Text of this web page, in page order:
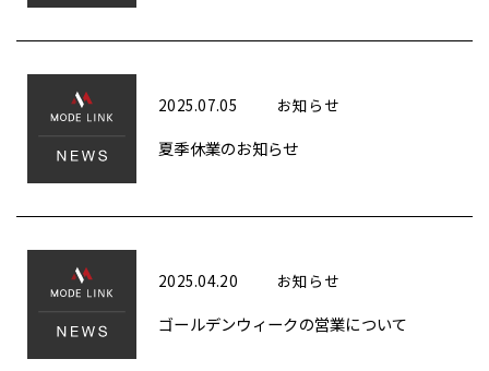
2025.07.05 お知らせ
夏季休業のお知らせ
2025.04.20 お知らせ
ゴールデンウィークの営業について